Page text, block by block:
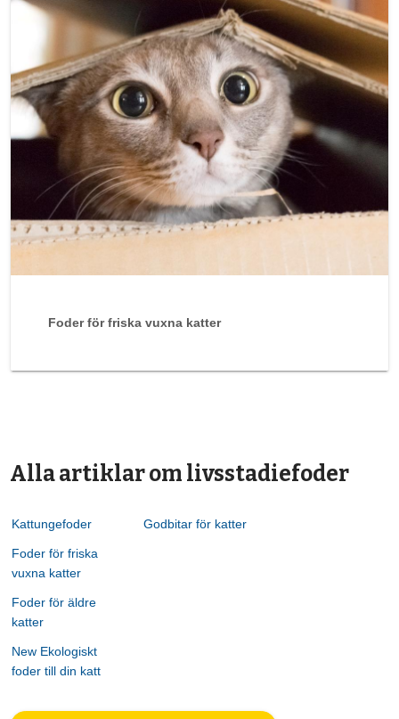
Foder för friska vuxna katter
Alla artiklar om livsstadiefoder
Kattungefoder
Foder för friska
vuxna katter
Foder för äldre
katter
New Ekologiskt
foder till din katt
Godbitar för katter